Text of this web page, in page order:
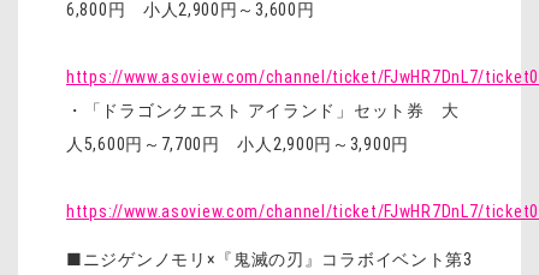
6,800円 小人2,900円～3,600円
https://www.asoview.com/channel/ticket/FJwHR7DnL7/
・「ドラゴンクエスト アイランド」セット券 大
人5,600円～7,700円 小人2,900円～3,900円
https://www.asoview.com/channel/ticket/FJwHR7DnL7/
■ニジゲンノモリ×『鬼滅の刃』コラボイベント第3